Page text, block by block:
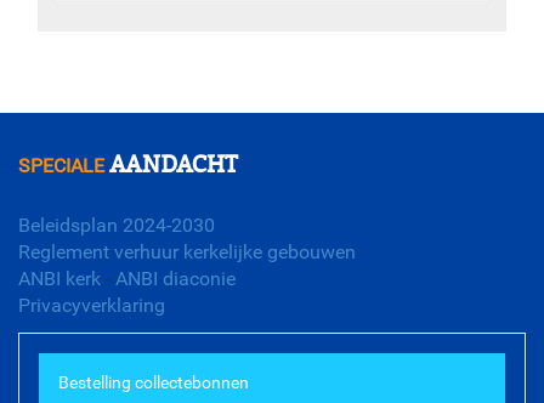
SPECIALEAANDACHT
Beleidsplan 2024-2030
Reglement verhuur kerkelijke gebouwen
ANBI kerk - ANBI diaconie
Privacyverklaring
Bestelling collectebonnen